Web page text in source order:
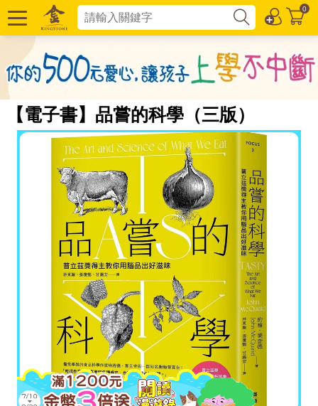
0
【電子書】品嘗的科學（三版）